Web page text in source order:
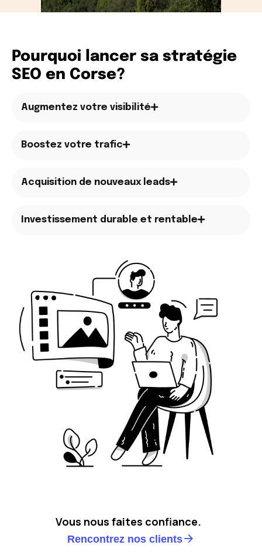
Pourquoi lancer sa stratégie
SEO en Corse?
Augmentez votre visibilité
Boostez votre trafic
Acquisition de nouveaux leads
Investissement durable et rentable
Vous nous faites confiance.
Rencontrez nos clients